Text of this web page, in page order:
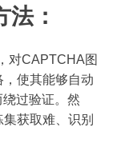
法：
对CAPTCHA图
使其能够自动
过验证。然
获取难、识别